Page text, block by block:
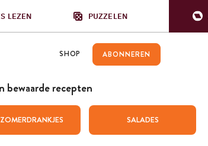
LEZEN PUZZELEN
SHOP ABONNEREN
bewaarde recepten
SALADES